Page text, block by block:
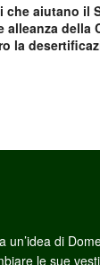
che aiutano il
alleanza della
la
un’idea di
le sue